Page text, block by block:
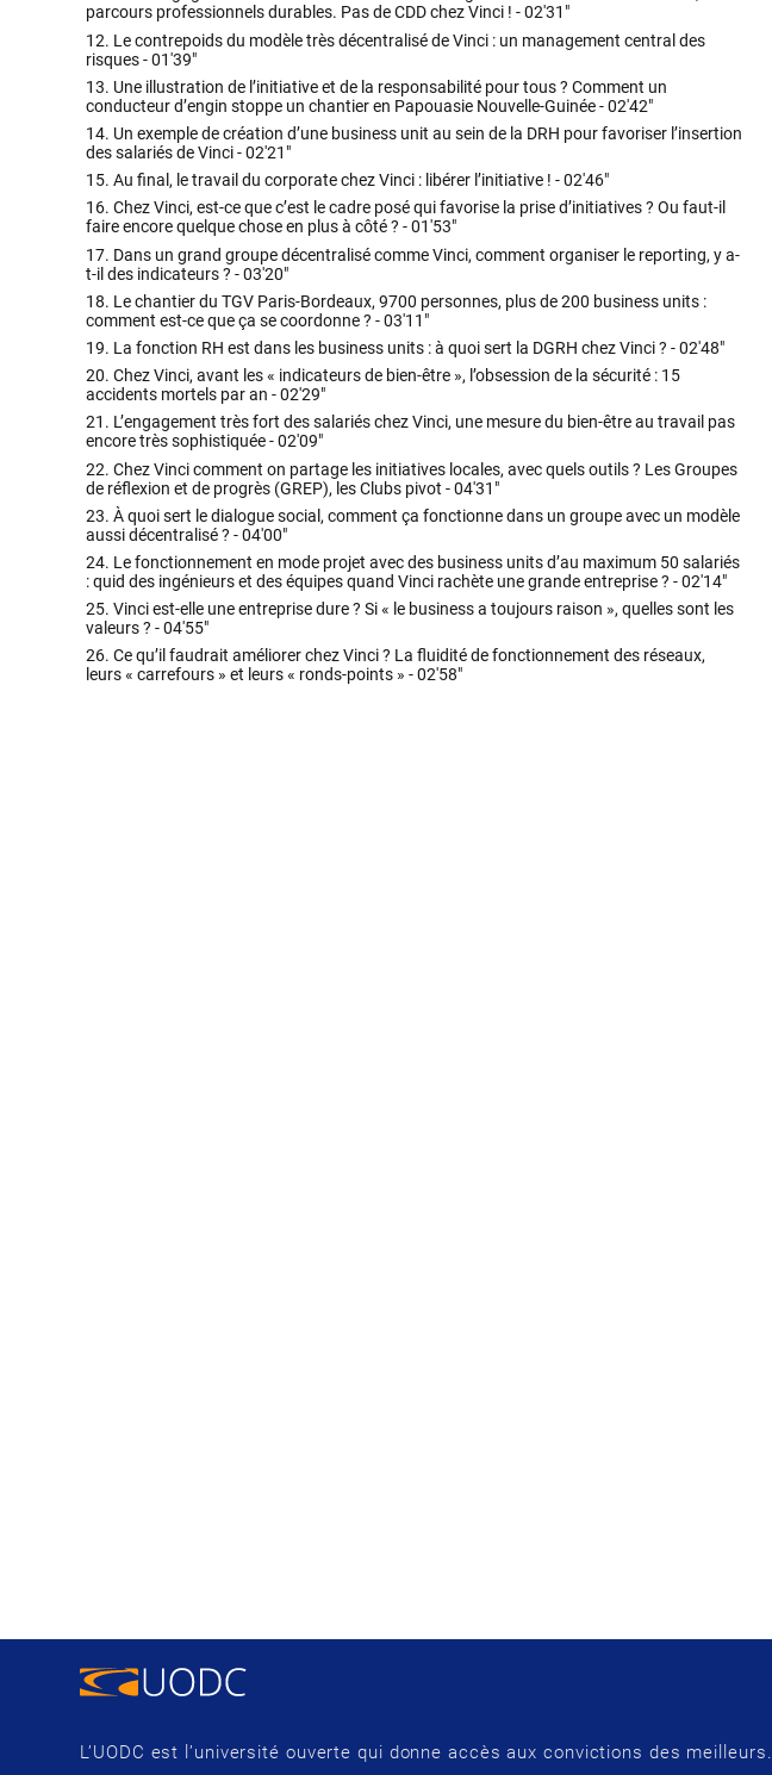
parcours professionnels durables. Pas de CDD chez Vinci ! -02'31"
12. Le contrepoids du modèle très décentralisé de Vinci : un management central des
risques -01'39"
13. Une illustration de l’initiative et de la responsabilité pour tous ? Comment un
conducteur d’engin stoppe un chantier en Papouasie Nouvelle-Guinée -02'42"
14. Un exemple de création d’une business unit au sein de la DRH pour favoriser l’insertion
des salariés de Vinci -02'21"
15. Au final, le travail du corporate chez Vinci : libérer l’initiative ! -02'46"
16. Chez Vinci, est-ce que c’est le cadre posé qui favorise la prise d’initiatives ? Ou faut-il
faire encore quelque chose en plus à côté ? -01'53"
17. Dans un grand groupe décentralisé comme Vinci, comment organiser le reporting, y a-
t-il des indicateurs ? -03'20"
18. Le chantier du TGV Paris-Bordeaux, 9700 personnes, plus de 200 business units :
comment est-ce que ça se coordonne ? -03'11"
19. La fonction RH est dans les business units : à quoi sert la DGRH chez Vinci ? -02'48"
20. Chez Vinci, avant les « indicateurs de bien-être », l’obsession de la sécurité : 15
accidents mortels par an -02'29"
21. L’engagement très fort des salariés chez Vinci, une mesure du bien-être au travail pas
encore très sophistiquée -02'09"
22. Chez Vinci comment on partage les initiatives locales, avec quels outils ? Les Groupes
de réflexion et de progrès (GREP), les Clubs pivot -04'31"
23. À quoi sert le dialogue social, comment ça fonctionne dans un groupe avec un modèle
aussi décentralisé ? -04'00"
24. Le fonctionnement en mode projet avec des business units d’au maximum 50 salariés
: quid des ingénieurs et des équipes quand Vinci rachète une grande entreprise ? -02'14"
25. Vinci est-elle une entreprise dure ? Si « le business a toujours raison », quelles sont les
valeurs ? -04'55"
26. Ce qu’il faudrait améliorer chez Vinci ? La fluidité de fonctionnement des réseaux,
leurs « carrefours » et leurs « ronds-points » -02'58"
L’UODC est l’université ouverte qui donne accès aux convictions des meilleurs.